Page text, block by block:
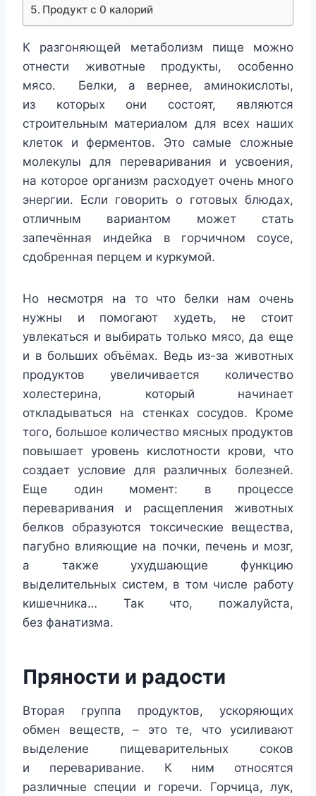
Продукт с 0 калорий
К разгоняющей метаболизм пище можно
отнести животные продукты, особенно
мясо. Белки, а вернее, аминокислоты,
из которых они состоят, являются
строительным материалом для всех наших
клеток и ферментов. Это самые сложные
молекулы для переваривания и усвоения,
на которое организм расходует очень много
энергии. Если говорить о готовых блюдах,
отличным вариантом может стать
запечённая индейка в горчичном соусе,
сдобренная перцем и куркумой.
Но несмотря на то что белки нам очень
нужны и помогают худеть, не стоит
увлекаться и выбирать только мясо, да еще
и в больших объёмах. Ведь из-за животных
продуктов увеличивается количество
холестерина, который начинает
откладываться на стенках сосудов. Кроме
того, большое количество мясных продуктов
повышает уровень кислотности крови, что
создает условие для различных болезней.
Еще один момент: в процессе
переваривания и расщепления животных
белков образуются токсические вещества,
пагубно влияющие на почки, печень и мозг,
а также ухудшающие функцию
выделительных систем, в том числе работу
кишечника… Так что, пожалуйста,
без фанатизма.
Пряности и радости
Вторая группа продуктов, ускоряющих
обмен веществ, – это те, что усиливают
выделение пищеварительных соков
и переваривание. К ним относятся
различные специи и горечи. Горчица, лук,